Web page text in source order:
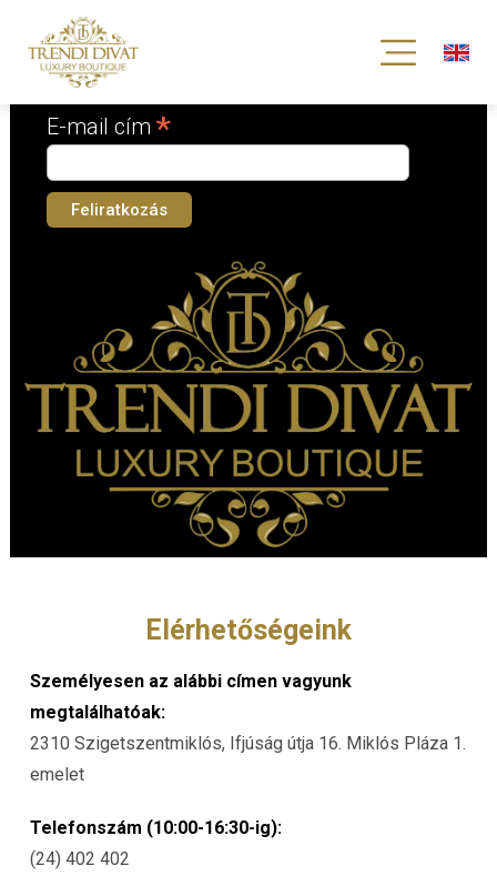
Iratkozz fel hírlevelünkre!
*
E-mail cím*
Elérhetőségeink
Személyesen az alábbi címen vagyunk
megtalálhatóak:
2310 Szigetszentmiklós, Ifjúság útja 16. Miklós Pláza 1.
emelet
Telefonszám (10:00-16:30-ig):
(24) 402 402